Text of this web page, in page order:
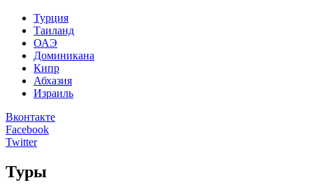
Турция
Таиланд
ОАЭ
Доминикана
Кипр
Абхазия
Израиль
Вконтакте
Facebook
Twitter
Туры